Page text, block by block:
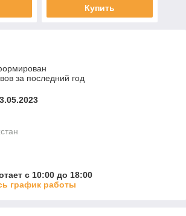
Купить
за последний год
с 10:00 до 18:00
график работы